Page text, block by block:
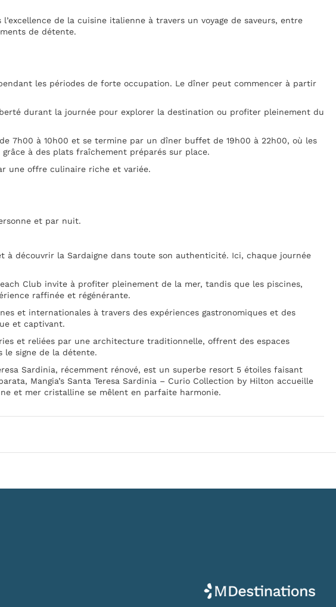
Sardinia, récemment rénové, est un superbe resort 5 étoiles faisant
Mangia’s Santa Teresa Sardinia – Curio Collection by Hilton accueille
et mer cristalline se mêlent en parfaite harmonie.
et reliées par une architecture traditionnelle, offrent des espaces
le signe de la détente.
et internationales à travers des expériences gastronomiques et des
et captivant.
Club invite à profiter pleinement de la mer, tandis que les piscines,
raffinée et régénérante.
à découvrir la Sardaigne dans toute son authenticité. Ici, chaque journée
et par nuit.
une offre culinaire riche et variée.
7h00 à 10h00 et se termine par un dîner buffet de 19h00 à 22h00, où les
à des plats fraîchement préparés sur place.
durant la journée pour explorer la destination ou profiter pleinement du
les périodes de forte occupation. Le dîner peut commencer à partir
de la cuisine italienne à travers un voyage de saveurs, entre
de détente.